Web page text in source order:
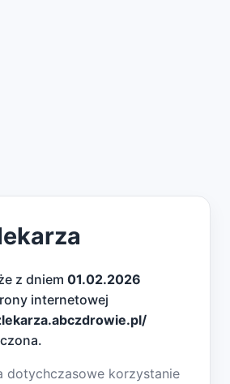
z dniem 01.02.2026
internetowej
dotychczasowe korzystanie